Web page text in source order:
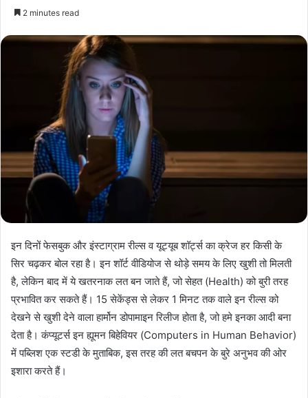
2 minutes read
इन दिनों फेसबुक और इंस्टाग्राम रील्‍स व यूट्यूब शॉर्ट्स का क्रेज हर किसी के
सिर चढ़कर बोल रहा है। इन शॉर्ट वीडियोज से थोड़े समय के लिए खुशी तो मिलती
है, लेकिन बाद में ये खतरनाक लत बन जाते हैं, जो सेहत (Health) को बुरी तरह
प्रभावित कर सकते हैं। 15 सेकेंड्स से लेकर 1 मिनट तक वाले इन रील्स को
देखने से खुशी देने वाला हार्मोन डोपामाइन रिलीज होता है, जो हमे इनका आदी बना
देता है। कंप्यूटर्स इन ह्यूमन बिहेवियर (Computers in Human Behavior)
में पब्लिश एक स्टडी के मुताबिक, इस तरह की लत बचपन के बुरे अनुभव की ओर
इशारा करते हैं।